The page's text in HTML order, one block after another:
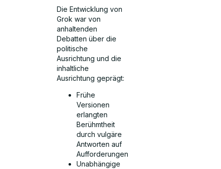
Die Entwicklung von
Grok war von
anhaltenden
Debatten über die
politische
Ausrichtung und die
inhaltliche
Ausrichtung geprägt:
Frühe
Versionen
erlangten
Berühmtheit
durch vulgäre
Antworten auf
Aufforderungen
Unabhängige